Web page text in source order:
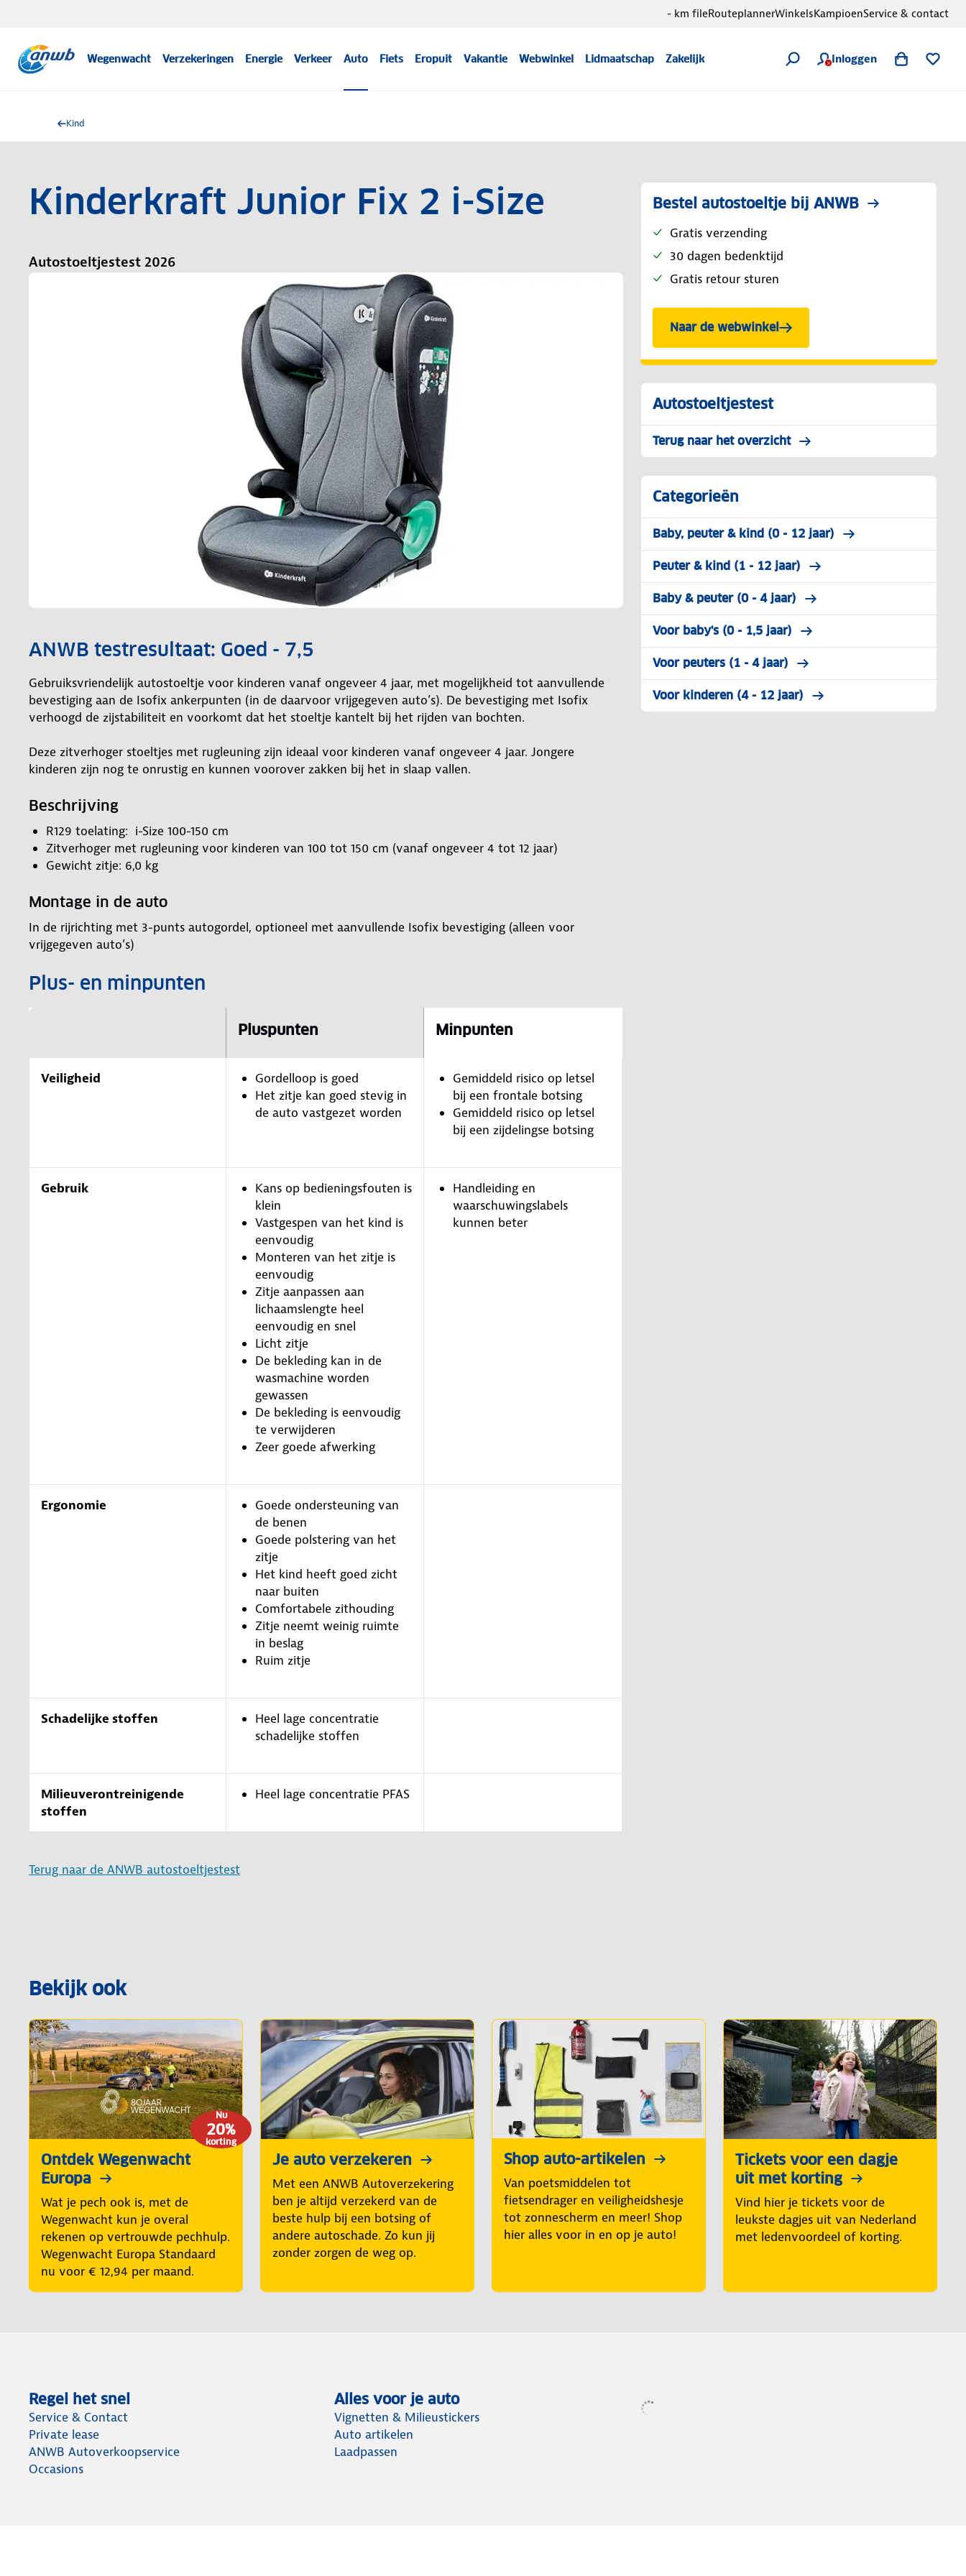
Wegenwacht Verzekeringen Energie Verkeer Auto Fiets Eropuit Vakantie Webwinkel Lidmaatschap Zakelijk Inloggen
- km fileRouteplannerWinkelsKampioenService & contact
Kind
Kinderkraft Junior Fix 2 i-Size
Autostoeltjestest 2026
ANWB testresultaat: Goed - 7,5
Gebruiksvriendelijk autostoeltje voor kinderen vanaf ongeveer 4 jaar, met mogelijkheid tot aanvullende
bevestiging aan de Isofix ankerpunten (in de daarvoor vrijgegeven auto’s). De bevestiging met Isofix
verhoogd de zijstabiliteit en voorkomt dat het stoeltje kantelt bij het rijden van bochten.
Deze zitverhoger stoeltjes met rugleuning zijn ideaal voor kinderen vanaf ongeveer 4 jaar. Jongere
kinderen zijn nog te onrustig en kunnen voorover zakken bij het in slaap vallen.
Beschrijving
R129 toelating: i-Size 100-150 cm
Zitverhoger met rugleuning voor kinderen van 100 tot 150 cm (vanaf ongeveer 4 tot 12 jaar)
Gewicht zitje: 6,0 kg
Montage in de auto
In de rijrichting met 3-punts autogordel, optioneel met aanvullende Isofix bevestiging (alleen voor
vrijgegeven auto’s)
Plus- en minpunten
Pluspunten Minpunten
Veiligheid
Gordelloop is goed
Het zitje kan goed stevig in
de auto vastgezet worden
Gemiddeld risico op letsel
bij een frontale botsing
Gemiddeld risico op letsel
bij een zijdelingse botsing
Gebruik
Kans op bedieningsfouten is
klein
Vastgespen van het kind is
eenvoudig
Monteren van het zitje is
eenvoudig
Zitje aanpassen aan
lichaamslengte heel
eenvoudig en snel
Licht zitje
De bekleding kan in de
wasmachine worden
gewassen
De bekleding is eenvoudig
te verwijderen
Zeer goede afwerking
Handleiding en
waarschuwingslabels
kunnen beter
Ergonomie
Goede ondersteuning van
de benen
Goede polstering van het
zitje
Het kind heeft goed zicht
naar buiten
Comfortabele zithouding
Zitje neemt weinig ruimte
in beslag
Ruim zitje
Schadelijke stoffen
Heel lage concentratie
schadelijke stoffen
Milieuverontreinigende
stoffen
Heel lage concentratie PFAS
Terug naar de ANWB autostoeltjestest
Bestel autostoeltje bij ANWB
Gratis verzending
30 dagen bedenktijd
Gratis retour sturen
Naar de webwinkel
Autostoeltjestest
Terug naar het overzicht
Categorieën
Baby, peuter & kind (0 - 12 jaar)
Peuter & kind (1 - 12 jaar)
Baby & peuter (0 - 4 jaar)
Voor baby's (0 - 1,5 jaar)
Voor peuters (1 - 4 jaar)
Voor kinderen (4 - 12 jaar)
Bekijk ook
Nu
20%
korting
Ontdek Wegenwacht
Europa
Wat je pech ook is, met de
Wegenwacht kun je overal
rekenen op vertrouwde pechhulp.
Wegenwacht Europa Standaard
nu voor € 12,94 per maand.
Je auto verzekeren
Met een ANWB Autoverzekering
ben je altijd verzekerd van de
beste hulp bij een botsing of
andere autoschade. Zo kun jij
zonder zorgen de weg op.
Shop auto-artikelen
Van poetsmiddelen tot
fietsendrager en veiligheidshesje
tot zonnescherm en meer! Shop
hier alles voor in en op je auto!
Tickets voor een dagje
uit met korting
Vind hier je tickets voor de
leukste dagjes uit van Nederland
met ledenvoordeel of korting.
Regel het snel
Service & Contact
Private lease
ANWB Autoverkoopservice
Occasions
Alles voor je auto
Vignetten & Milieustickers
Auto artikelen
Laadpassen